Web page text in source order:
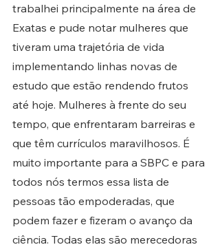
trabalhei principalmente na área de
Exatas e pude notar mulheres que
tiveram uma trajetória de vida
implementando linhas novas de
estudo que estão rendendo frutos
até hoje. Mulheres à frente do seu
tempo, que enfrentaram barreiras e
que têm currículos maravilhosos. É
muito importante para a SBPC e para
todos nós termos essa lista de
pessoas tão empoderadas, que
podem fazer e fizeram o avanço da
ciência. Todas elas são merecedoras